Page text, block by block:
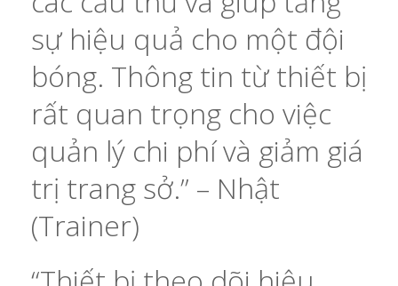
sự hiệu quả cho một đội
bóng. Thông tin từ thiết bị
rất quan trọng cho việc
quản lý chi phí và giảm giá
trị trang sở.” – Nhật
(Trainer)